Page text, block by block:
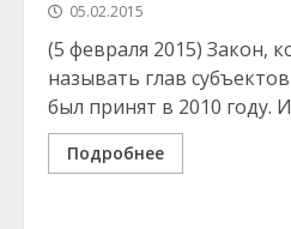
05.02.2015
(5 февраля 2015) Закон,
называть глав
был принят в 2010 году.
Подробнее